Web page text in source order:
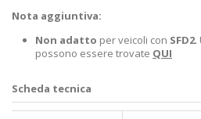
Nota aggiuntiva:
Non adatto per veicoli con SFD2.
possono essere trovate QUI
Scheda tecnica